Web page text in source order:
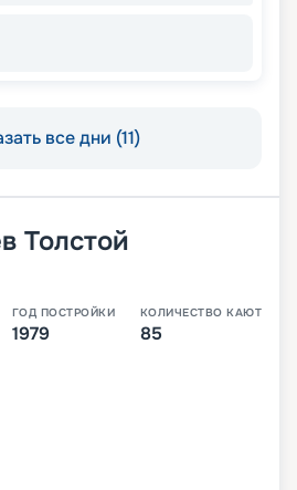
все дни (11)
Толстой
ГОД ПОСТРОЙКИ
1979
КОЛИЧЕСТВО КАЮТ
85